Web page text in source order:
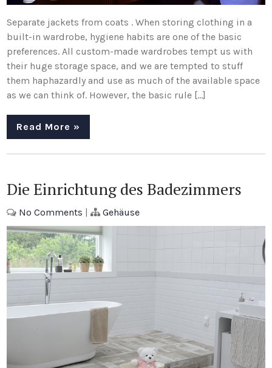
Separate jackets from coats . When storing clothing in a
built-in wardrobe, hygiene habits are one of the basic
preferences. All custom-made wardrobes tempt us with
their huge storage space, and we are tempted to stuff
them haphazardly and use as much of the available space
as we can think of. However, the basic rule […]
Read More »
Die Einrichtung des Badezimmers
No Comments | Gehäuse